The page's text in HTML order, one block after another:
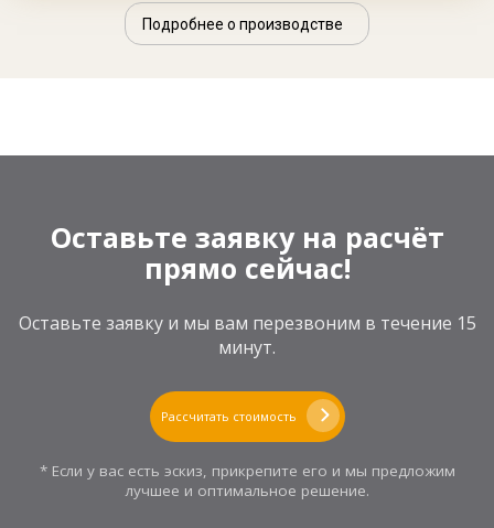
Подробнее о производстве
Оставьте заявку на расчёт
прямо сейчас!
Оставьте заявку и мы вам перезвоним в течение 15
минут.
Рассчитать стоимость
* Если у вас есть эскиз, прикрепите его и мы предложим
лучшее и оптимальное решение.